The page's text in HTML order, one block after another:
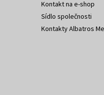
Kontakt na e-shop
Sídlo společnosti
Kontakty Albatros